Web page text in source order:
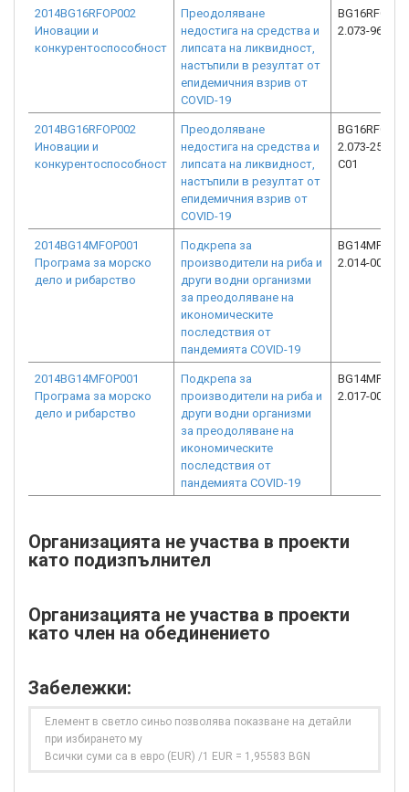
2014BG16RFOP002
Иновации и
конкурентоспособност
Преодоляване
недостига на средства и
липсата на ликвидност,
настъпили в резултат от
епидемичния взрив от
COVID-19
2.073-9602-
2014BG16RFOP002
Иновации и
конкурентоспособност
Преодоляване
недостига на средства и
липсата на ликвидност,
настъпили в резултат от
епидемичния взрив от
COVID-19
2.073-25498-
C01
2014BG14MFOP001
Програма за морско
дело и рибарство
Подкрепа за
производители на риба и
други водни организми
за преодоляване на
икономическите
последствия от
пандемията COVID-19
2.014-0036-
2014BG14MFOP001
Програма за морско
дело и рибарство
Подкрепа за
производители на риба и
други водни организми
за преодоляване на
икономическите
последствия от
пандемията COVID-19
2.017-0026-
Организацията не участва в проекти
като подизпълнител
Организацията не участва в проекти
като член на обединението
Забележки:
Елемент в светло синьо позволява показване на детайли
при избирането му
Всички суми са в евро (EUR) /1 EUR = 1,95583 BGN